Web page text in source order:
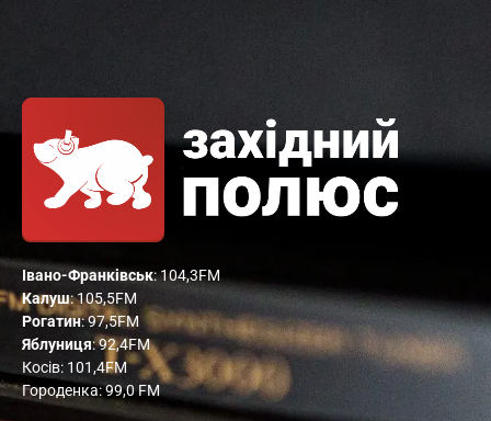
Івано-Франківськ: 104,3FM
Калуш: 105,5FM
Рогатин: 97,5FM
Яблуниця: 92,4FM
Косів: 101,4FM
Городенка: 99,0 FM